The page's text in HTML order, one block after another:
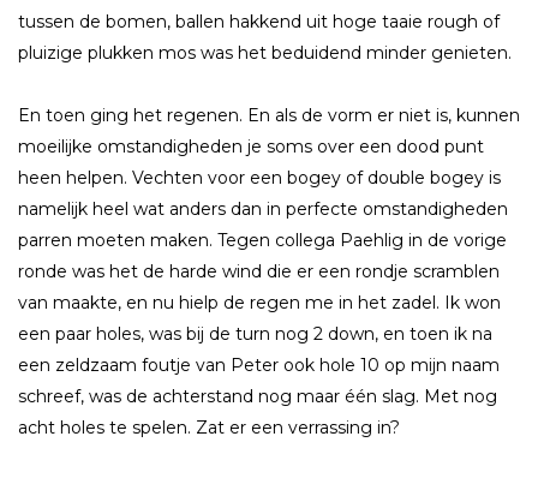
tussen de bomen, ballen hakkend uit hoge taaie rough of
pluizige plukken mos was het beduidend minder genieten.
En toen ging het regenen. En als de vorm er niet is, kunnen
moeilijke omstandigheden je soms over een dood punt
heen helpen. Vechten voor een bogey of double bogey is
namelijk heel wat anders dan in perfecte omstandigheden
parren moeten maken. Tegen collega Paehlig in de vorige
ronde was het de harde wind die er een rondje scramblen
van maakte, en nu hielp de regen me in het zadel. Ik won
een paar holes, was bij de turn nog 2 down, en toen ik na
een zeldzaam foutje van Peter ook hole 10 op mijn naam
schreef, was de achterstand nog maar één slag. Met nog
acht holes te spelen. Zat er een verrassing in?